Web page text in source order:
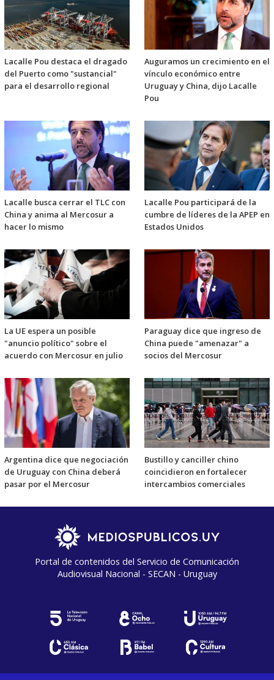
Lacalle Pou destaca el dragado
del Puerto como "sustancial"
para el desarrollo regional
Auguramos un crecimiento en el
vínculo económico entre
Uruguay y China, dijo Lacalle
Pou
Lacalle busca cerrar el TLC con
China y anima al Mercosur a
hacer lo mismo
Lacalle Pou participará de la
cumbre de líderes de la APEP en
Estados Unidos
La UE espera un posible
"anuncio político" sobre el
acuerdo con Mercosur en julio
Paraguay dice que ingreso de
China puede "amenazar" a
socios del Mercosur
Argentina dice que negociación
de Uruguay con China deberá
pasar por el Mercosur
Bustillo y canciller chino
coincidieron en fortalecer
intercambios comerciales
Portal de contenidos del Servicio de Comunicación
Audiovisual Nacional - SECAN - Uruguay